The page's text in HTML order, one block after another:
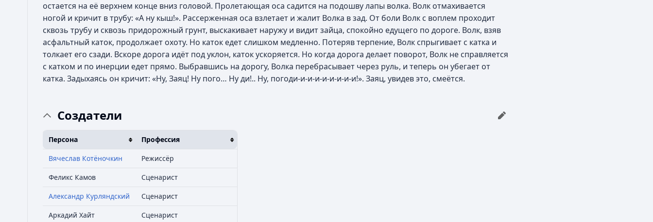
остается на её верхнем конце вниз головой. Пролетающая оса садится на подошву лапы волка. Волк отмахивается
ногой и кричит в трубу: «А ну кыш!». Рассерженная оса взлетает и жалит Волка в зад. От боли Волк с воплем проходит
сквозь трубу и сквозь придорожный грунт, выскакивает наружу и видит зайца, спокойно едущего по дороге. Волк, взяв
асфальтный каток, продолжает охоту. Но каток едет слишком медленно. Потеряв терпение, Волк спрыгивает с катка и
толкает его сзади. Вскоре дорога идёт под уклон, каток ускоряется. Но когда дорога делает поворот, Волк не справляется
с катком и по инерции едет прямо. Выбравшись на дорогу, Волка перебрасывает через руль, и теперь он убегает от
катка. Задыхаясь он кричит: «Ну, Заяц! Ну пого… Ну ди!.. Ну, погоди-и-и-и-и-и-и-и-и!». Заяц, увидев это, смеётся.
Создатели
Персона Профессия
Вячеслав Котёночкин Режиссёр
Феликс Камов Сценарист
Александр Курляндский Сценарист
Аркадий Хайт Сценарист